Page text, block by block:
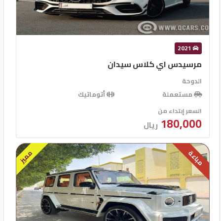
مثبت سرعة
قفل مركزى للابواب
2021
مرسيدس اي كلاس سيدان
الدوحة
مستعملة
أتوماتيك
السعر إبتداء من
180,000 ريال
مميز مباعة